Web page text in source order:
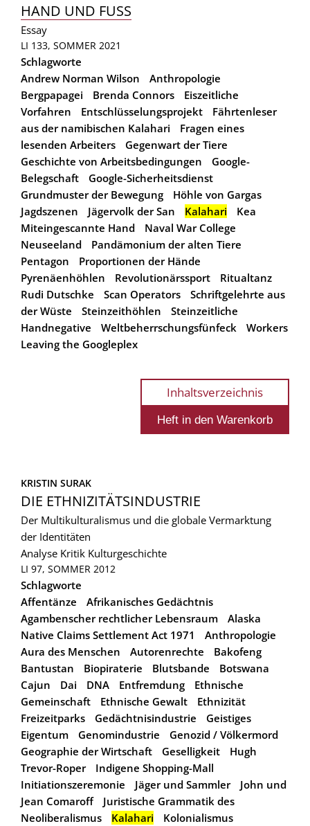
HAND UND FUSS
Essay
LI 133, SOMMER 2021
Schlagworte
Andrew Norman Wilson
Anthropologie
Bergpapagei
Brenda Connors
Eiszeitliche
Vorfahren
Entschlüsselungsprojekt
Fährtenleser
aus der namibischen Kalahari
Fragen eines
lesenden Arbeiters
Gegenwart der Tiere
Geschichte von Arbeitsbedingungen
Google-
Belegschaft
Google-Sicherheitsdienst
Grundmuster der Bewegung
Höhle von Gargas
Jagdszenen
Jägervolk der San Kalahari
Kea
Miteingescannte Hand
Naval War College
Neuseeland
Pandämonium der alten Tiere
Pentagon
Proportionen der Hände
Pyrenäenhöhlen
Revolutionärssport
Ritualtanz
Rudi Dutschke
Scan Operators
Schriftgelehrte aus
der Wüste
Steinzeithöhlen
Steinzeitliche
Handnegative
Weltbeherrschungsfünfeck
Workers
Leaving the Googleplex
Inhaltsverzeichnis
KRISTIN SURAK
DIE ETHNIZITÄTSINDUSTRIE
Der Multikulturalismus und die globale Vermarktung
der Identitäten
Analyse Kritik Kulturgeschichte
LI 97, SOMMER 2012
Schlagworte
Affentänze
Afrikanisches Gedächtnis
Agambenscher rechtlicher Lebensraum
Alaska
Native Claims Settlement Act 1971
Anthropologie
Aura des Menschen
Autorenrechte
Bakofeng
Bantustan
Biopiraterie Blutsbande
Botswana
Cajun
Dai DNA Entfremdung
Ethnische
Gemeinschaft
Ethnische Gewalt
Ethnizität
Freizeitparks
Gedächtnisindustrie
Geistiges
Eigentum
Genomindustrie
Genozid / Völkermord
Geographie der Wirtschaft
Geselligkeit
Hugh
Trevor-Roper
Indigene Shopping-Mall
Initiationszeremonie
Jäger und Sammler
John und
Jean Comaroff
Juristische Grammatik des
Neoliberalismus
Kalahari
Kolonialismus